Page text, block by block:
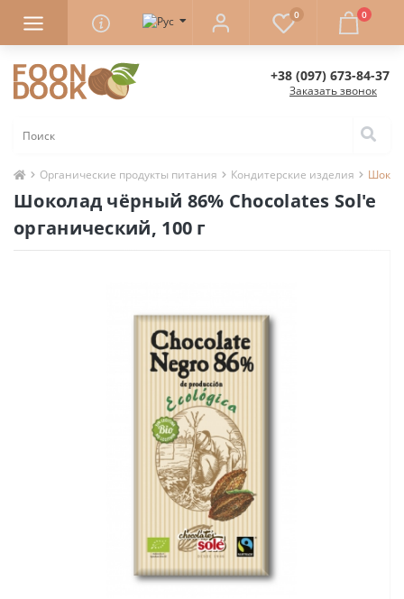
0 0
+38 (097) 673-84-37
Заказать звонок
Органические продукты питания Кондитерские изделия
Шоколад чёрный 86% Chocolates Sol'e
органический, 100 г